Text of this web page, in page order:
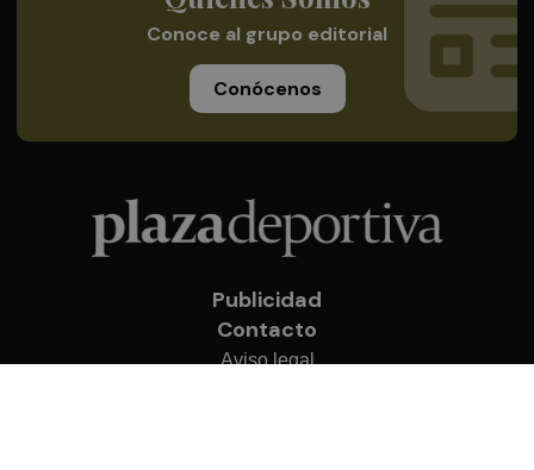
Conoce al grupo editorial
Conócenos
Publicidad
Contacto
Aviso legal